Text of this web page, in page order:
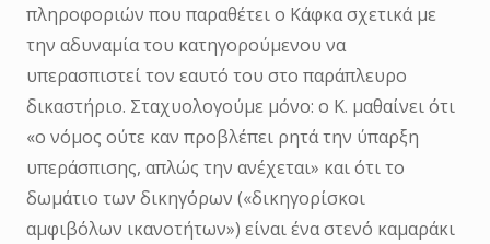
πληροφοριών που παραθέτει ο Κάφκα σχετικά με
την αδυναμία του κατηγορούμενου να
υπερασπιστεί τον εαυτό του στο παράπλευρο
δικαστήριο. Σταχυολογούμε μόνο: ο Κ. μαθαίνει ότι
«ο νόμος ούτε καν προβλέπει ρητά την ύπαρξη
υπεράσπισης, απλώς την ανέχεται» και ότι το
δωμάτιο των δικηγόρων («δικηγορίσκοι
αμφιβόλων ικανοτήτων») είναι ένα στενό καμαράκι